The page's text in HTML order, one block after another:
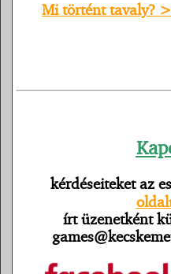
Mi történt tavaly?
kérdéseiteket az
írt üzenetként